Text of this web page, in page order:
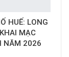
HUẾ: LONG
MẠC
NĂM 2026